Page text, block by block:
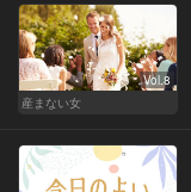
Vol.8
産まない女